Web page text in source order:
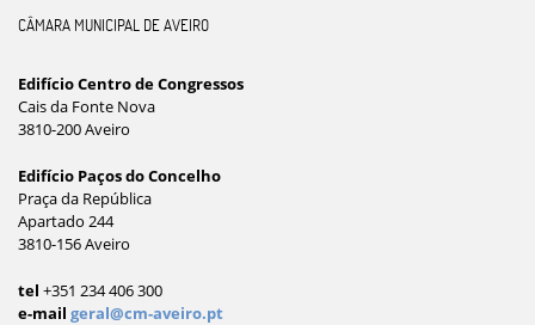
CÂMARA MUNICIPAL DE AVEIRO
Edifício Centro de Congressos
Cais da Fonte Nova
3810-200 Aveiro
Edifício Paços do Concelho
Praça da República
Apartado 244
3810-156 Aveiro
tel +351 234 406 300
e-mail geral@cm-aveiro.pt